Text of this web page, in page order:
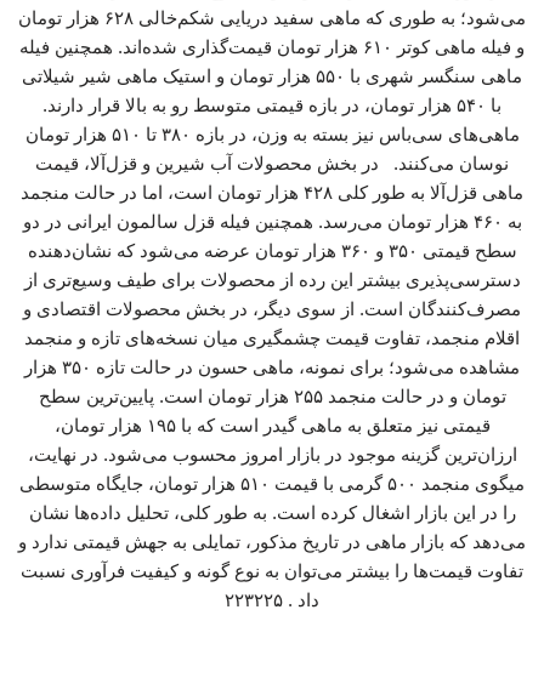
می‌شود؛ به طوری که ماهی سفید دریایی شکم‌خالی ۶۲۸ هزار تومان
و فیله ماهی کوتر ۶۱۰ هزار تومان قیمت‌گذاری شده‌اند. همچنین فیله
ماهی سنگسر شهری با ۵۵۰ هزار تومان و استیک ماهی شیر شیلاتی
با ۵۴۰ هزار تومان، در بازه قیمتی متوسط رو به بالا قرار دارند.
ماهی‌های سی‌باس نیز بسته به وزن، در بازه ۳۸۰ تا ۵۱۰ هزار تومان
نوسان می‌کنند. در بخش محصولات آب شیرین و قزل‌آلا، قیمت
ماهی قزل‌آلا به طور کلی ۴۲۸ هزار تومان است، اما در حالت منجمد
به ۴۶۰ هزار تومان می‌رسد. همچنین فیله قزل سالمون ایرانی در دو
سطح قیمتی ۳۵۰ و ۳۶۰ هزار تومان عرضه می‌شود که نشان‌دهنده
دسترسی‌پذیری بیشتر این رده از محصولات برای طیف وسیع‌تری از
مصرف‌کنندگان است. از سوی دیگر، در بخش محصولات اقتصادی و
اقلام منجمد، تفاوت قیمت چشمگیری میان نسخه‌های تازه و منجمد
مشاهده می‌شود؛ برای نمونه، ماهی حسون در حالت تازه ۳۵۰ هزار
تومان و در حالت منجمد ۲۵۵ هزار تومان است. پایین‌ترین سطح
قیمتی نیز متعلق به ماهی گیدر است که با ۱۹۵ هزار تومان،
ارزان‌ترین گزینه موجود در بازار امروز محسوب می‌شود. در نهایت،
میگوی منجمد ۵۰۰ گرمی با قیمت ۵۱۰ هزار تومان، جایگاه متوسطی
را در این بازار اشغال کرده است. به طور کلی، تحلیل داده‌ها نشان
می‌دهد که بازار ماهی در تاریخ مذکور، تمایلی به جهش قیمتی ندارد و
تفاوت قیمت‌ها را بیشتر می‌توان به نوع گونه و کیفیت فرآوری نسبت
داد . ۲۲۳۲۲۵